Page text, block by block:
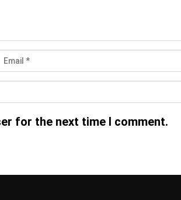
for the next time I comment.